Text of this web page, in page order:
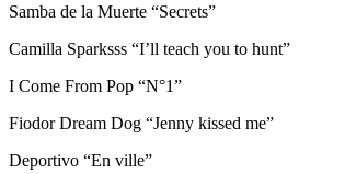
Samba de la Muerte “Secrets”
Camilla Sparksss “I’ll teach you to hunt”
I Come From Pop “N°1”
Fiodor Dream Dog “Jenny kissed me”
Deportivo “En ville”